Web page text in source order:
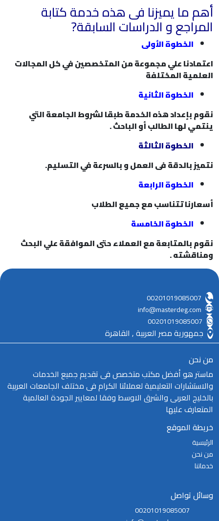
أهم ما يميزنا فى هذه خدمة كتابة
المراجع و الدراسات السابقة?
الخطوة الأولى
اعتمادنا علي مجموعة من المتخصصين في كل المجالات
العلمية المختلفة
الخطوة الثانية
نقوم بإعداد هذه الخدمة طبقا لشروط الجامعة التي
ينتمي لها الطالب أو الباحث .
الخطوة الثالثة
نتميز بالدقة فى العمل و بالسرعة في التسليم.
الخطوة الرابعة
أسعارنا تتناسب مع جميع الطلاب
الخطوة الخامسة
نقوم بالمتابعة مع العملاء حتى الموافقة علي البحث
ومناقشته .
00201019085007
info@masterdeg.com
00201019085007
جمهورية مصر العربية , القاهرة
من نحن
ماستر هو أفضل مكتب متخصص فى تقديم جميع الخدمات
والاستشارات التعليمية لعملائنا الكرام فى مختلف الجامعات العربية
بالخليج العربى والشرق الاوسط وفقا لمعايير الجودة العالمية
المتعارف عليها
خريطة الموقع
الرئيسية
من نحن
خدماتنا
وسائل تواصل
00201019085007